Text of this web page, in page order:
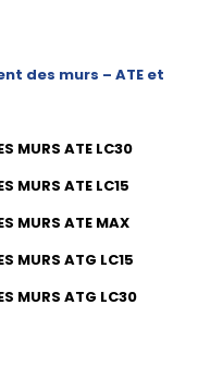
des murs – ATE et
MURS ATE LC30
MURS ATE LC15
MURS ATE MAX
MURS ATG LC15
MURS ATG LC30